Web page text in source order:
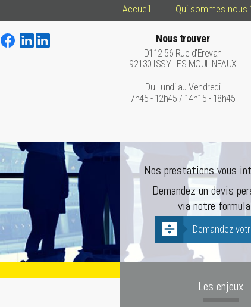
Accueil Qui sommes nous
Nous trouver
D112 56 Rue d'Erevan
92130 ISSY LES MOULINEAUX
Du Lundi au Vendredi
7h45 - 12h45 / 14h15 - 18h45
Nos prestations vous
Demandez un devis
via notre
Demandez
Les enjeux